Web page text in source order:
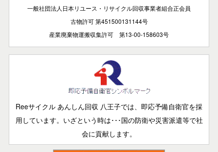
一般社団法人日本リユース・リサイクル回収事業者組合正会員
古物許可 第451500131144号
産業廃棄物運搬収集許可 第13-00-158603号
Reeサイクル あんしん回収 八王子では、即応予備自衛官を採
用しています。いざという時は･･･国の防衛や災害派遣等で社
会に貢献します。